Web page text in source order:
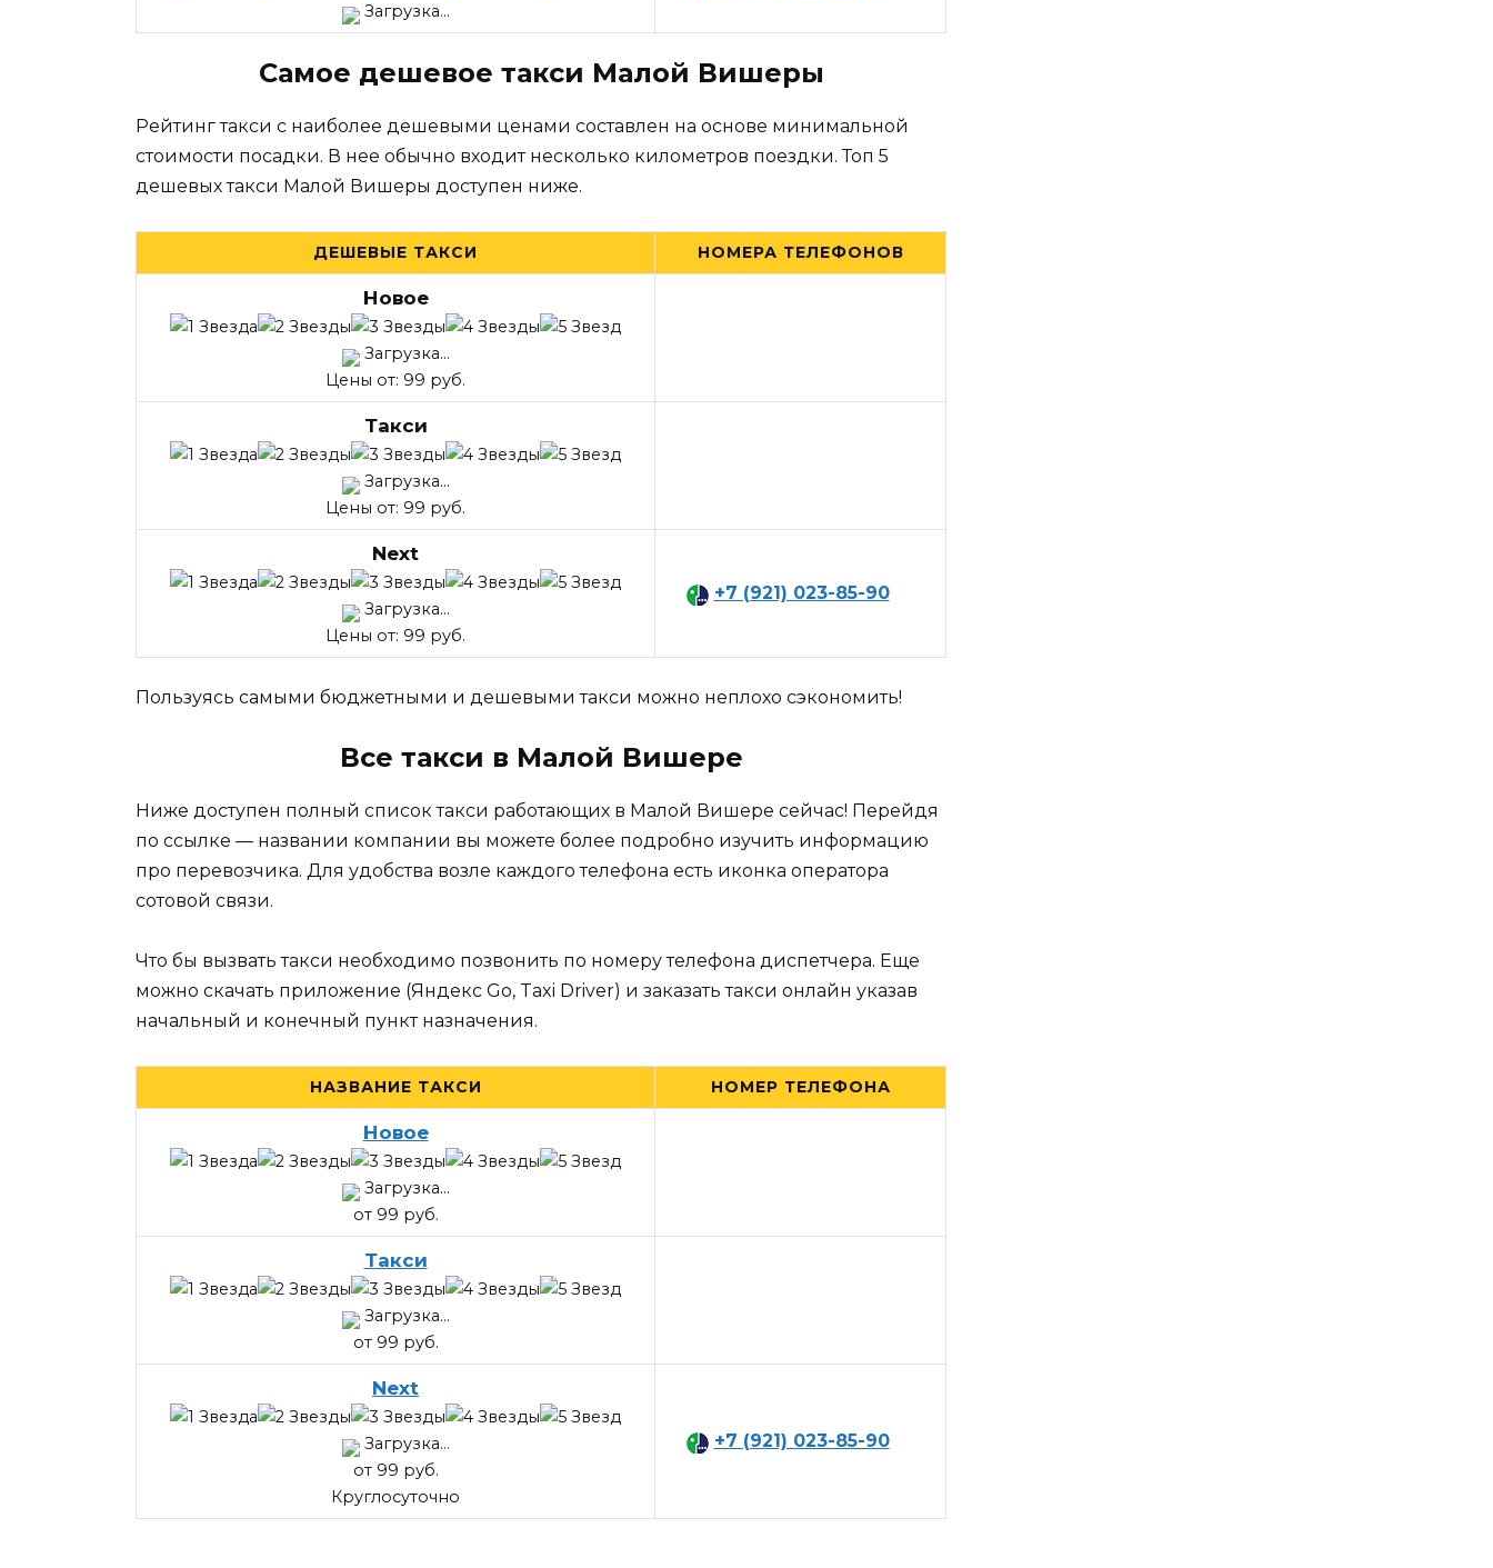
Загрузка...
Самое дешевое такси Малой Вишеры
Рейтинг такси с наиболее дешевыми ценами составлен на основе минимальной
стоимости посадки. В нее обычно входит несколько километров поездки. Топ 5
дешевых такси Малой Вишеры доступен ниже.
ДЕШЕВЫЕ ТАКСИ НОМЕРА ТЕЛЕФОНОВ
Новое
Загрузка...
Цены от: 99 руб.
Такси
Загрузка...
Цены от: 99 руб.
Next
Загрузка...
Цены от: 99 руб.
+7 (921) 023-85-90
Пользуясь самыми бюджетными и дешевыми такси можно неплохо сэкономить!
Все такси в Малой Вишере
Ниже доступен полный список такси работающих в Малой Вишере сейчас! Перейдя
по ссылке — названии компании вы можете более подробно изучить информацию
про перевозчика. Для удобства возле каждого телефона есть иконка оператора
сотовой связи.
Что бы вызвать такси необходимо позвонить по номеру телефона диспетчера. Еще
можно скачать приложение (Яндекс Go, Taxi Driver) и заказать такси онлайн указав
начальный и конечный пункт назначения.
НАЗВАНИЕ ТАКСИ НОМЕР ТЕЛЕФОНА
Новое
Загрузка...
от 99 руб.
Такси
Загрузка...
от 99 руб.
Next
Загрузка...
от 99 руб.
Круглосуточно
+7 (921) 023-85-90